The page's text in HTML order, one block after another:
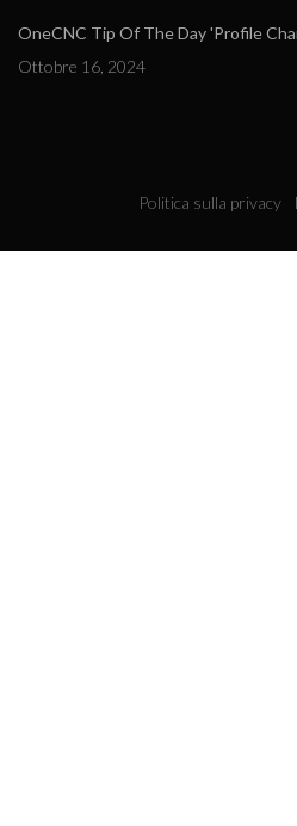
OneCNC Tip Of The Day 'Profile
Ottobre 16, 2024
Politica sulla privacy